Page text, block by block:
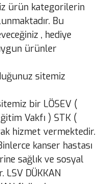
ürün kategorilerin
Bu
, hediye
ürünler
sitemiz
bir LÖSEV (
Vakfı ) STK (
hizmet vermektedir.
kanser hastası
sağlık ve sosyal
DÜKKAN